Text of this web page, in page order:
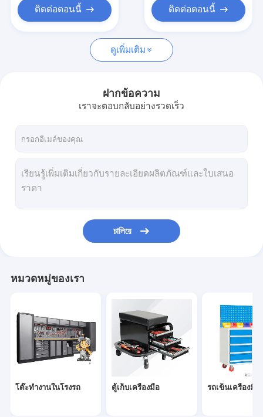
ทุกกรณี
โต๊ะทำงานในโรงรถ
รถเข็นเครื่องมือกลิ้ง
รถเข็นตู้เครื่องมือ
ตู้เก็บเอกสารสำนักงาน
ถังขยะรีไซเคิล
บ้านเพิงพลาสติก
ติดต่อตอนนี้ ติดต่อตอนนี้
ดูเพิ่มเติม
ฝากข้อความ
เราจะตอบกลับอย่างรวดเร็ว
চালিয়ে
หมวดหมู่ของเรา
โต๊ะทำงานในโรงรถ ตู้เก็บเครื่องมือ รถเข็นเครื่องมือ